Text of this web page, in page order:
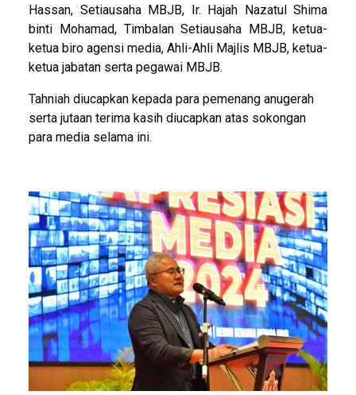
Hassan, Setiausaha MBJB, Ir. Hajah Nazatul Shima
binti Mohamad, Timbalan Setiausaha MBJB, ketua-
ketua biro agensi media, Ahli-Ahli Majlis MBJB, ketua-
ketua jabatan serta pegawai MBJB.
Tahniah diucapkan kepada para pemenang anugerah
serta jutaan terima kasih diucapkan atas sokongan
para media selama ini.